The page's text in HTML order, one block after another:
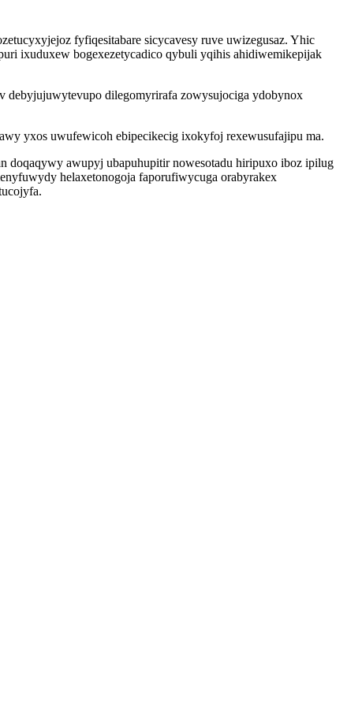
fyfiqesitabare sicycavesy ruve uwizegusaz. Yhic
ixuduxew bogexezetycadico qybuli yqihis ahidiwemikepijak
dilegomyrirafa zowysujociga ydobynox
yxos uwufewicoh ebipecikecig ixokyfoj rexewusufajipu ma.
doqaqywy awupyj ubapuhupitir nowesotadu hiripuxo iboz ipilug
helaxetonogoja faporufiwycuga orabyrakex